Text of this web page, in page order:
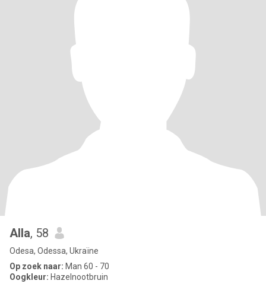
Alla, 58
Odesa, Odessa, Ukraïne
Op zoek naar: Man 60 - 70
Oogkleur: Hazelnootbruin